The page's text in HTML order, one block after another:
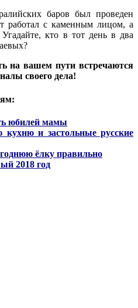
баров был проведен
работал с каменным лицом, а
кто в тот день в два
на вашем пути встречаются
своего дела!
юбилей мамы
кухню и застольные русские
ёлку правильно
2018 год